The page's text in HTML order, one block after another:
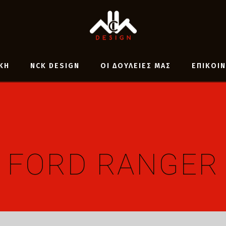
NCK DESIGN ΟΙ ΔΟΥΛΕΙΕΣ ΜΑΣ
FORD RANGER